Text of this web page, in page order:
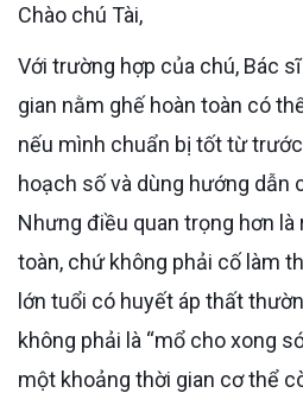
Chào chú Tài,
Với trường hợp của chú, Bác sĩ trả lời thẳng là có: thời
gian nằm ghế hoàn toàn có
nếu mình chuẩn bị tốt từ trước
hoạch số và dùng hướng dẫn
Nhưng điều quan trọng hơn
toàn, chứ không phải cố làm
lớn tuổi có huyết áp thất
không phải là “mổ cho xong
một khoảng thời gian cơ thể